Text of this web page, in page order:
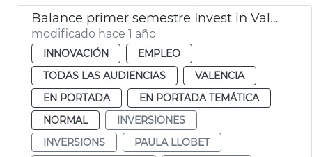
Balance primer semestre Invest in Valencia
modificado hace 1 año
INNOVACIÓN
EMPLEO
TODAS LAS AUDIENCIAS
VALENCIA
EN PORTADA
EN PORTADA TEMÁTICA
NORMAL
INVERSIONES
INVERSIONS
PAULA LLOBET